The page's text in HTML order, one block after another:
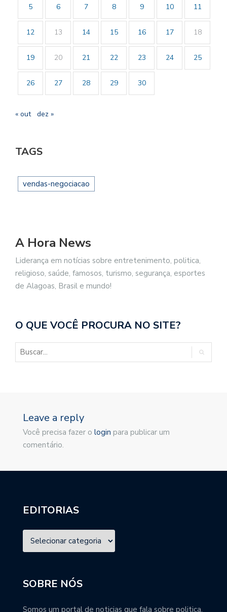
5 6 7 8 9 10 11
12 13 14 15 16 17 18
19 20 21 22 23 24 25
26 27 28 29 30
« out dez »
TAGS
vendas-negociacao
A Hora News
Liderança em notícias sobre entretenimento, politica,
religioso, saúde, famosos, turismo, segurança, esportes
de Alagoas, Brasil e mundo!
O QUE VOCÊ PROCURA NO SITE?
Leave a reply
Você precisa fazer o login para publicar um
comentário.
EDITORIAS
SOBRE NÓS
Somos um portal de noticias que fala sobre politica,